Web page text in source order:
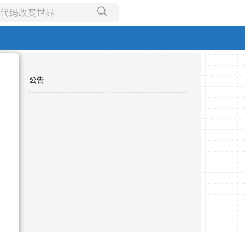
公告